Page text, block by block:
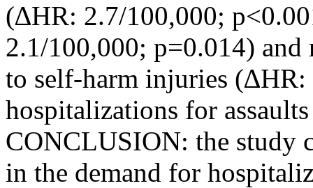
(∆HR: 2.7/100,000;
2.1/100,000; p=0.014)
to self-harm injuries
hospitalizations for
CONCLUSION: the study
in the demand for